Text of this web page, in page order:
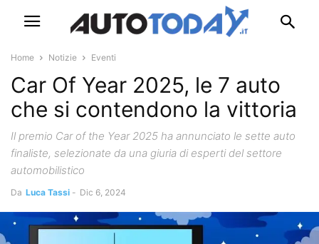
Home Notizie Eventi
Car Of Year 2025, le 7 auto
che si contendono la vittoria
Il premio Car of the Year 2025 ha annunciato le sette auto
finaliste, selezionate da una giuria di esperti del settore
automobilistico
Da Luca Tassi - Dic 6, 2024